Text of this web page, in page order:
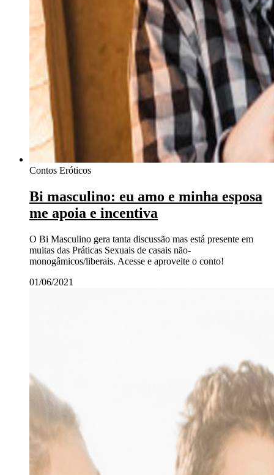
Contos Eróticos
Bi masculino: eu amo e minha esposa
me apoia e incentiva
O Bi Masculino gera tanta discussão mas está presente em
muitas das Práticas Sexuais de casais não-
monogâmicos/liberais. Acesse e aproveite o conto!
01/06/2021